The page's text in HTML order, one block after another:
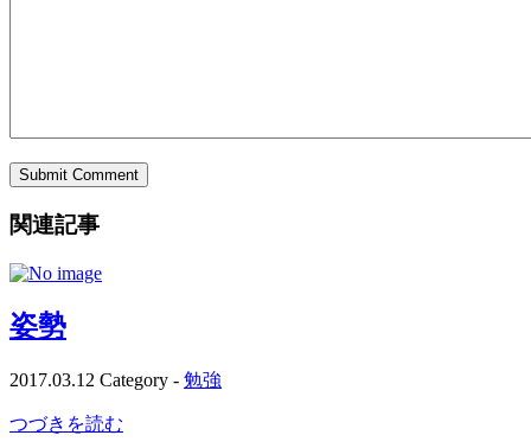
関連記事
姿勢
2017.03.12 Category - 勉強
つづきを読む